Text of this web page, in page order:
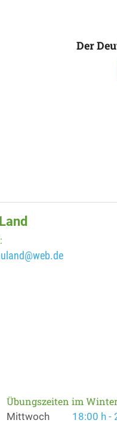
Der
Übungszeiten im
Mittwoch 18:00 h -